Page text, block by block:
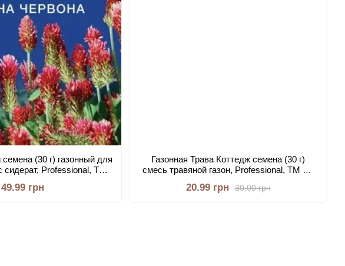
(30 г) газонный для
сидерат, Professional, TM
49.99 грн
Газонная Трава Коттедж семена (30 г)
смесь травяной газон, Professional, TM GL
30.00 грн
20.99 грн